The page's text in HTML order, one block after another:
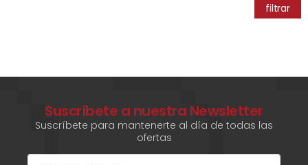
filtrar
Suscríbete a nuestra Newsletter
Suscríbete para mantenerte al día de todas las
ofertas